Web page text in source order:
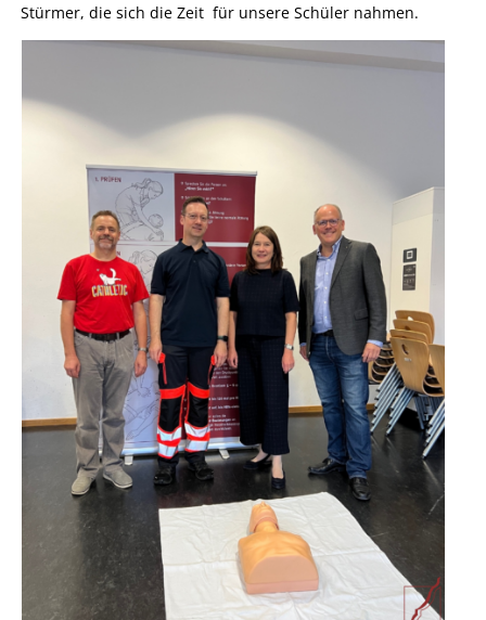
Stürmer, die sich die Zeit für unsere Schüler nahmen.